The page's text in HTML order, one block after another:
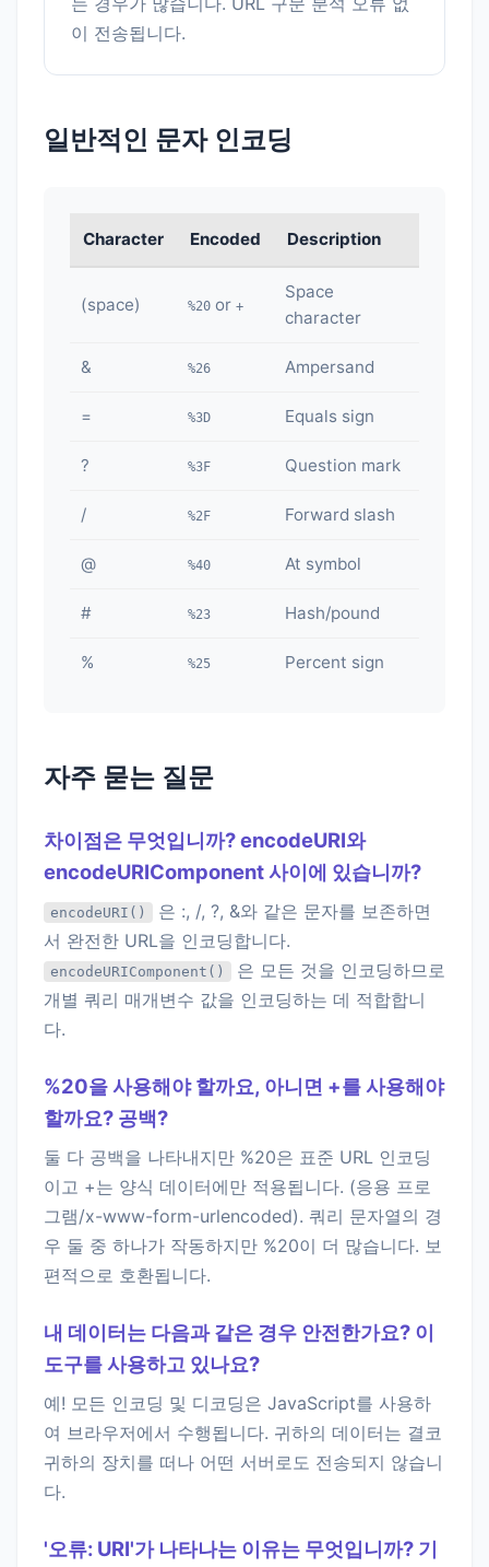
이 전송됩니다.
일반적인 문자 인코딩
Character Encoded Description
(space) %20 or +
Space
character
& %26 Ampersand
= %3D Equals sign
? %3F Question mark
/ %2F Forward slash
@ %40 At symbol
# %23 Hash/pound
% %25 Percent sign
자주 묻는 질문
차이점은 무엇입니까? encodeURI와
encodeURIComponent 사이에 있습니까?
encodeURI()
은 :, /, ?, &와 같은 문자를 보존하면
서 완전한 URL을 인코딩합니다.
encodeURIComponent()
은 모든 것을 인코딩하므로
개별 쿼리 매개변수 값을 인코딩하는 데 적합합니
다.
%20을 사용해야 할까요, 아니면 +를 사용해야
할까요? 공백?
둘 다 공백을 나타내지만 %20은 표준 URL 인코딩
이고 +는 양식 데이터에만 적용됩니다. (응용 프로
그램/x-www-form-urlencoded). 쿼리 문자열의 경
우 둘 중 하나가 작동하지만 %20이 더 많습니다. 보
편적으로 호환됩니다.
내 데이터는 다음과 같은 경우 안전한가요? 이
도구를 사용하고 있나요?
예! 모든 인코딩 및 디코딩은 JavaScript를 사용하
여 브라우저에서 수행됩니다. 귀하의 데이터는 결코
귀하의 장치를 떠나 어떤 서버로도 전송되지 않습니
다.
'오류: URI'가 나타나는 이유는 무엇입니까? 기